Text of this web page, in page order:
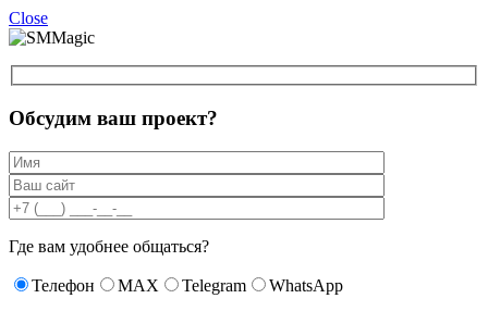
Close
Обсудим ваш проект?
Где вам удобнее общаться?
Телефон MAX Telegram
WhatsApp